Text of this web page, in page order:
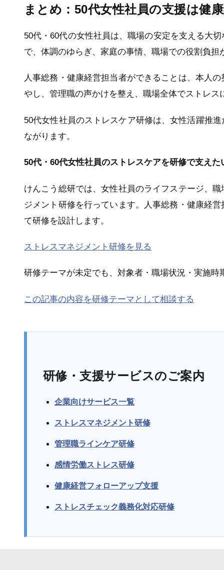
まとめ：50代女性社員の支援は健
50代・60代の女性社員は、職場の安定を支える大
で、体調のゆらぎ、家庭の事情、職場での役割負
人事総務・健康経営担当者ができることは、本人
やし、管理職の声かけを整え、職場全体でストレ
50代女性社員のストレスケア研修は、女性活躍推
ながります。
50代・60代女性社員のストレスケアを研修で支えた
けんこう総研では、女性社員のライフステージ、
ジメント研修を行っています。人事総務・健康経
て研修を設計します。
ストレスマネジメント研修を見る
研修テーマが未定でも、対象者・職場状況・実施時
この記事の内容を研修テーマとして相談する
研修・支援サービスのご案内
企業向けサービス一覧
ストレスマネジメント研修
管理職ラインケア研修
感情労働ストレス研修
健康経営フォローアップ支援
ストレスチェック義務化対応研修